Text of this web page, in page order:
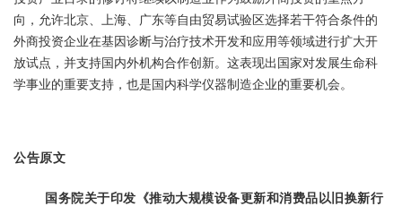
向，允许北京、上海、广东等自由贸易试验区选择若干符合条件的
外商投资企业在基因诊断与治疗技术开发和应用等领域进行扩大开
放试点，并支持国内外机构合作创新。这表现出国家对发展生命科
学事业的重要支持，也是国内科学仪器制造企业的重要机会。
公告原文
国务院关于印发《推动大规模设备更新和消费品以旧换新行